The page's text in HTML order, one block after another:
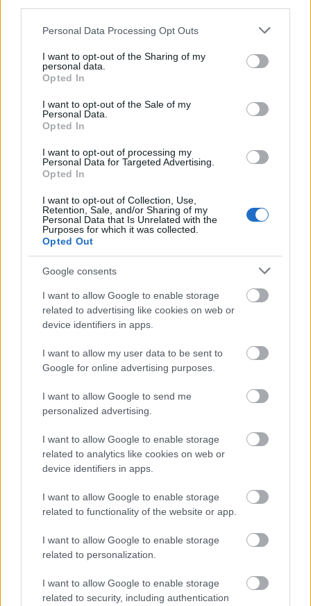
Please note that this website/app uses one or more Google
not limited to your visit or usage behaviour. You may click to
grant or deny consent to Google and its third-party tags to
use your data for below specified purposes in below Google
consent section.
Personal Data Processing Opt Outs
I want to opt-out of the Sharing of my
personal data.
Opted In
I want to opt-out of the Sale of my
Personal Data.
Opted In
I want to opt-out of processing my
Personal Data for Targeted Advertising.
Opted In
I want to opt-out of Collection, Use,
Retention, Sale, and/or Sharing of my
Personal Data that Is Unrelated with the
Purposes for which it was collected.
Opted Out
Google consents
I want to allow Google to enable storage
related to advertising like cookies on web or
device identifiers in apps.
I want to allow my user data to be sent to
Google for online advertising purposes.
I want to allow Google to send me
personalized advertising.
I want to allow Google to enable storage
related to analytics like cookies on web or
device identifiers in apps.
I want to allow Google to enable storage
related to functionality of the website or app.
I want to allow Google to enable storage
related to personalization.
I want to allow Google to enable storage
related to security, including authentication
TAGS: Πάπας Εκκλησία Βατικανό Τουρκία
BEST OF
Ολυμπιακός: Πρόταση για δανεισμό και οψιόν
αγοράς του Μόουρα σύμφωνα με τους Πορτογάλους
Φενέρμπαχτσε: Αντέγραψε τον ποδοσφαιρικό
Ρεάλ Μαδρίτης ή Μπαρτσελόνα; Ο Ρόδρι μπροστά
στο μεγαλύτερο δίλημμα της καριέρας του